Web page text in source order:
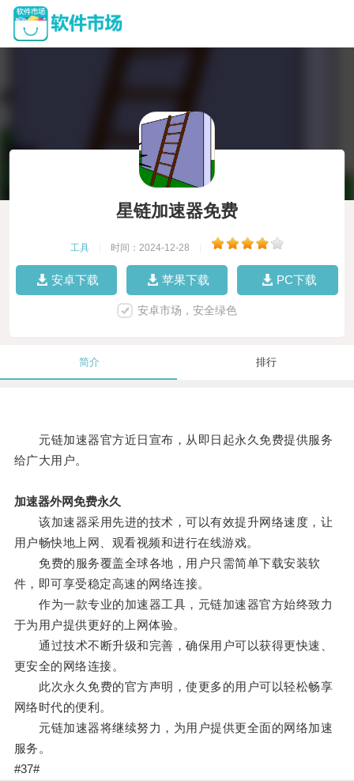
星链加速器免费
工具 时间：2024-12-28
安卓下载 苹果下载 PC下载
安卓市场，安全绿色
简介 排行
元链加速器官方近日宣布，从即日起永久免费提供服务
给广大用户。
加速器外网免费永久
该加速器采用先进的技术，可以有效提升网络速度，让
用户畅快地上网、观看视频和进行在线游戏。
免费的服务覆盖全球各地，用户只需简单下载安装软
件，即可享受稳定高速的网络连接。
作为一款专业的加速器工具，元链加速器官方始终致力
于为用户提供更好的上网体验。
通过技术不断升级和完善，确保用户可以获得更快速、
更安全的网络连接。
此次永久免费的官方声明，使更多的用户可以轻松畅享
网络时代的便利。
元链加速器将继续努力，为用户提供更全面的网络加速
服务。
#37#